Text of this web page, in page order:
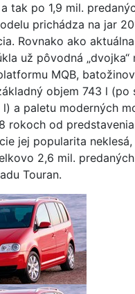
tak po 1,9 mil.
prichádza na jar
Rovnako ako
už pôvodná „dvojka“
MQB,
objem 743 l (po
l) a paletu moderných
rokoch od
jej popularita
2,6 mil.
Touran.